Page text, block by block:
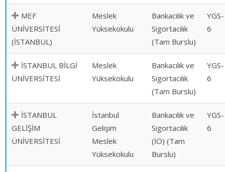
MEF
ÜNİVERSİTESİ
(İSTANBUL)
Meslek
Yüksekokulu
Bankacılık ve
Sigortacılık
(Tam Burslu)
YGS-
6
İSTANBUL BİLGİ
ÜNİVERSİTESİ
Meslek
Yüksekokulu
Bankacılık ve
Sigortacılık
(Tam Burslu)
YGS-
6
İSTANBUL
GELİŞİM
ÜNİVERSİTESİ
İstanbul
Gelişim
Meslek
Yüksekokulu
Bankacılık ve
Sigortacılık
(İÖ) (Tam
Burslu)
YGS-
6